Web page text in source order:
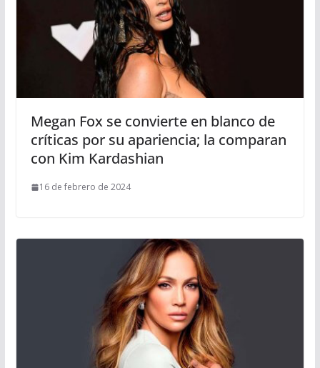
Megan Fox se convierte en blanco de
críticas por su apariencia; la comparan
con Kim Kardashian
16 de febrero de 2024